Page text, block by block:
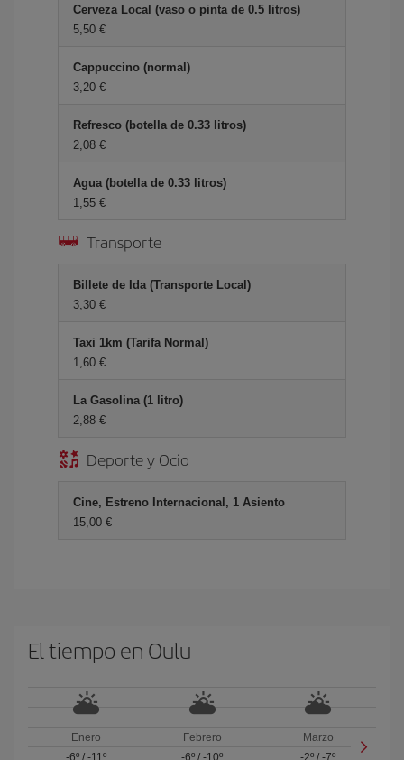
Cerveza Local (vaso o pinta de 0.5 litros)
5,50 €
Cappuccino (normal)
3,20 €
Refresco (botella de 0.33 litros)
2,08 €
Agua (botella de 0.33 litros)
1,55 €
Transporte
Billete de Ida (Transporte Local)
3,30 €
Taxi 1km (Tarifa Normal)
1,60 €
La Gasolina (1 litro)
2,88 €
Deporte y Ocio
Cine, Estreno Internacional, 1 Asiento
15,00 €
El tiempo en Oulu
Enero
-6º/ -11º
Febrero
-6º / -10º
Marzo
-2º /-7º